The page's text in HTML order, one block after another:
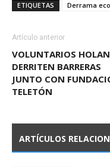
ETIQUETAS
Derrama
Artículo anterior
VOLUNTARIOS
DERRITEN BARRERAS
JUNTO CON
TELETÓN
ARTÍCULOS